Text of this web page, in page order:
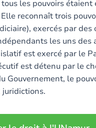
les pouvoirs étaient
reconnaît trois
exercés par des
les uns des
est exercé par le
est détenu par le
Gouvernement, le
juridictions.